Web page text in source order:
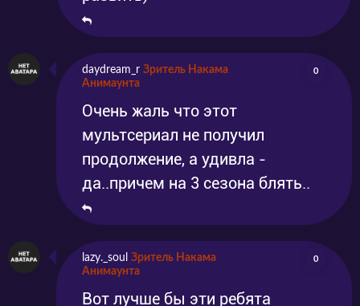
daydream_r Зритель Накама
Анимаунта
0
Очень жаль что этот
мультсериал не получил
продолжение, а удивла -
да..причем на 3 сезона блять..
lazy._soul Зритель Накама
Анимаунта
0
Вот лучше бы эти ребята